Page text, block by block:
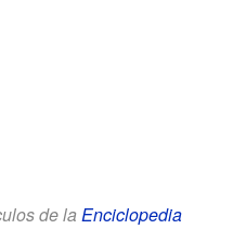
de la Enciclopedia